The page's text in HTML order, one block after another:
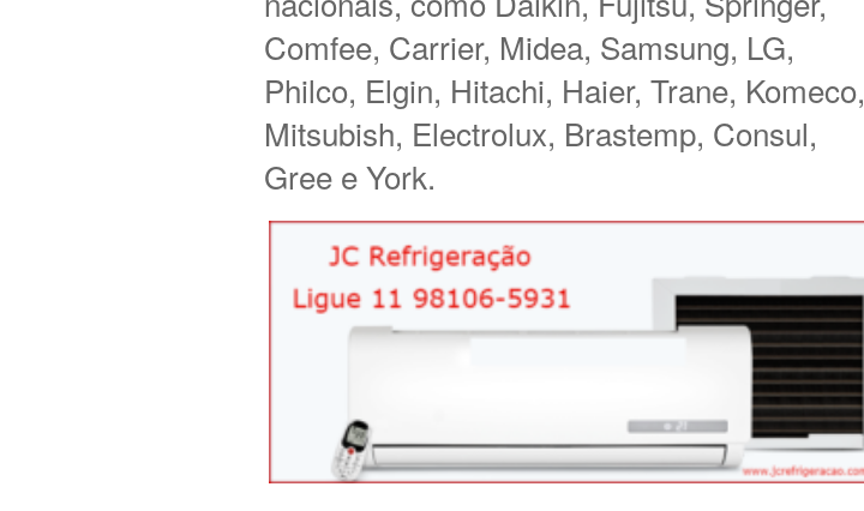
Comfee, Carrier, Midea, Samsung, LG,
Philco, Elgin, Hitachi, Haier, Trane, Komeco,
Mitsubish, Electrolux, Brastemp, Consul,
Gree e York.